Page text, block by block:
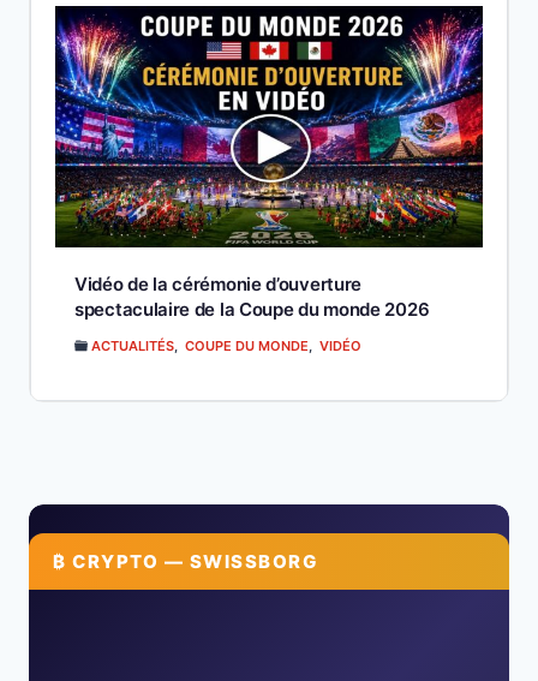
Vidéo de la cérémonie d’ouverture
spectaculaire de la Coupe du monde 2026
ACTUALITÉS COUPE DU MONDE VIDÉO
₿ CRYPTO — SWISSBORG